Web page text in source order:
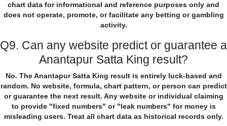
chart data for informational and reference purposes only and
does not operate, promote, or facilitate any betting or gambling
activity.
Q9. Can any website predict or guarantee a
Anantapur Satta King result?
No. The Anantapur Satta King result is entirely luck-based and
random. No website, formula, chart pattern, or person can predict
or guarantee the next result. Any website or individual claiming
to provide "fixed numbers" or "leak numbers" for money is
misleading users. Treat all chart data as historical records only.